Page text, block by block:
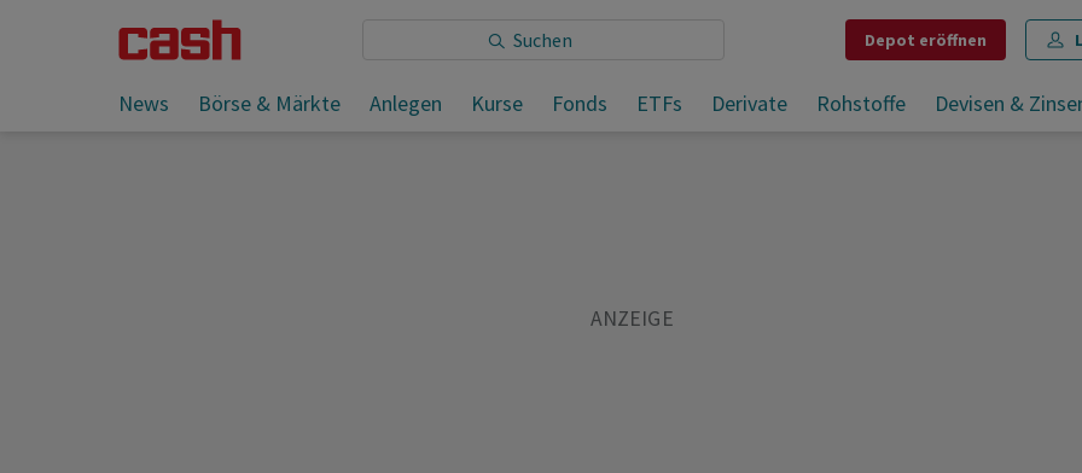
Depot eröffnen
News Börse & Märkte Anlegen Kurse Fonds ETFs Derivate Rohstoffe Devisen &
Sie lesen: Wie bekämpft das Militär die Klimaerwärmung?
Teilen Merken Drucken Kommentare